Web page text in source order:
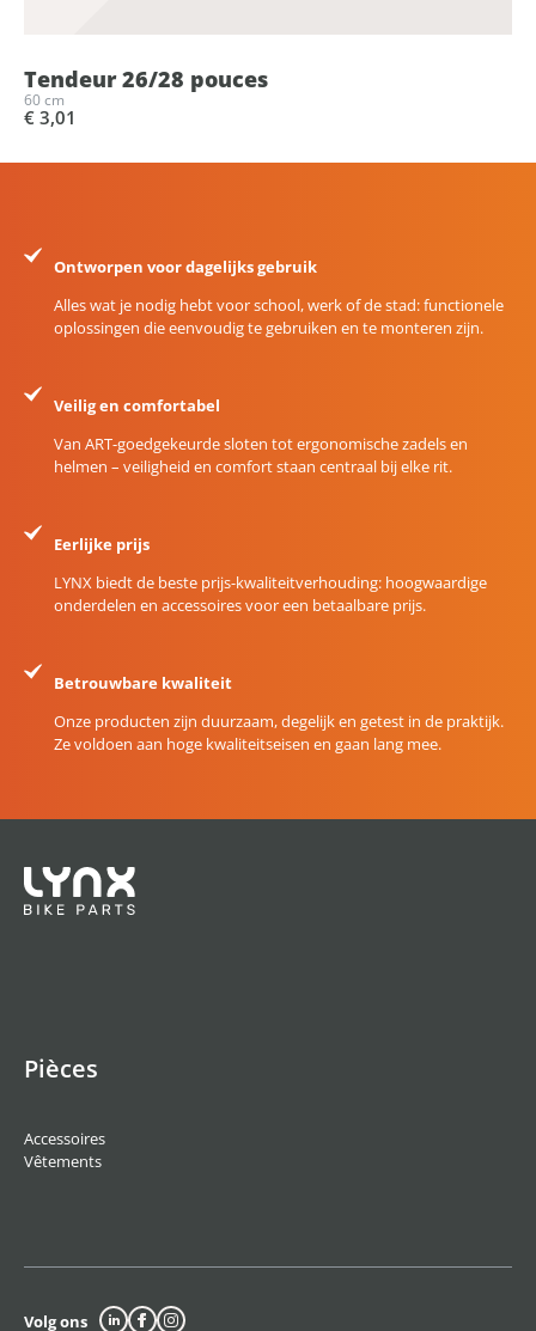
Tendeur 26/28 pouces
60 cm
€ 3,01
Ontworpen voor dagelijks gebruik
Alles wat je nodig hebt voor school, werk of de stad: functionele
oplossingen die eenvoudig te gebruiken en te monteren zijn.
Veilig en comfortabel
Van ART-goedgekeurde sloten tot ergonomische zadels en
helmen – veiligheid en comfort staan centraal bij elke rit.
Eerlijke prijs
LYNX biedt de beste prijs-kwaliteitverhouding: hoogwaardige
onderdelen en accessoires voor een betaalbare prijs.
Betrouwbare kwaliteit
Onze producten zijn duurzaam, degelijk en getest in de praktijk.
Ze voldoen aan hoge kwaliteitseisen en gaan lang mee.
Pièces
Accessoires
Vêtements
Volg ons